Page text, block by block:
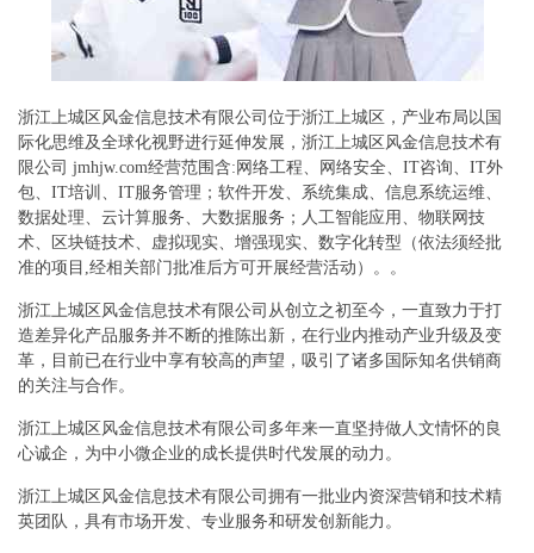
浙江上城区风金信息技术有限公司位于浙江上城区，产业布局以国
际化思维及全球化视野进行延伸发展，浙江上城区风金信息技术有
限公司 jmhjw.com经营范围含:网络工程、网络安全、IT咨询、IT外
包、IT培训、IT服务管理；软件开发、系统集成、信息系统运维、
数据处理、云计算服务、大数据服务；人工智能应用、物联网技
术、区块链技术、虚拟现实、增强现实、数字化转型（依法须经批
准的项目,经相关部门批准后方可开展经营活动）。。
浙江上城区风金信息技术有限公司从创立之初至今，一直致力于打
造差异化产品服务并不断的推陈出新，在行业内推动产业升级及变
革，目前已在行业中享有较高的声望，吸引了诸多国际知名供销商
的关注与合作。
浙江上城区风金信息技术有限公司多年来一直坚持做人文情怀的良
心诚企，为中小微企业的成长提供时代发展的动力。
浙江上城区风金信息技术有限公司拥有一批业内资深营销和技术精
英团队，具有市场开发、专业服务和研发创新能力。